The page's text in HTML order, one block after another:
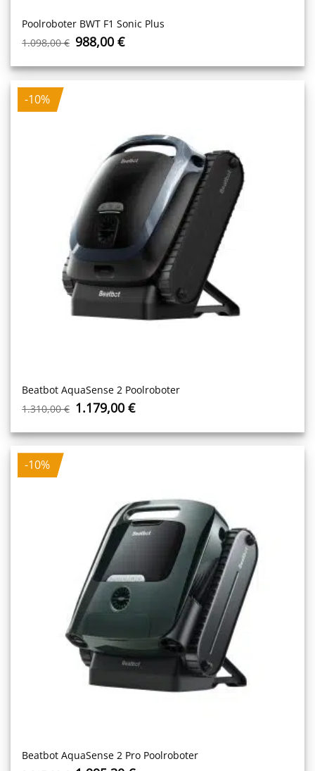
Poolroboter BWT F1 Sonic Plus
1.098,00€ Ursprünglicher
Preis
war:
1.098,00 €
988,00€Aktueller
ist:
988,00 €.
-10%
Beatbot AquaSense 2 Poolroboter
1.310,00€ Ursprünglicher
war:
1.310,00 €
1.179,00€Aktueller
ist:
1.179,00 €.
-10%
Beatbot AquaSense 2 Pro Poolroboter